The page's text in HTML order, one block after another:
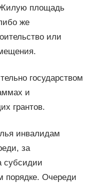
площадь
же
или
государством
и
грантов.
инвалидам
за
субсидии
порядке. Очереди